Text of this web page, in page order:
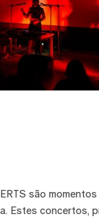
são
Estes concertos,